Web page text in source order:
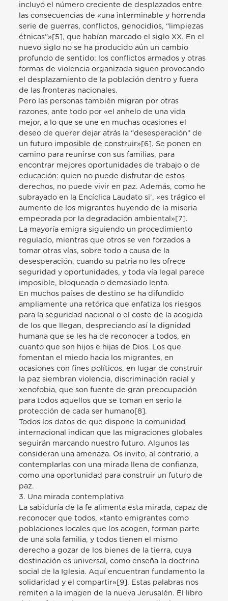
incluyó el número creciente de desplazados entre
las consecuencias de «una interminable y horrenda
serie de guerras, conflictos, genocidios, “limpiezas
étnicas”»[5], que habían marcado el siglo XX. En el
nuevo siglo no se ha producido aún un cambio
profundo de sentido: los conflictos armados y otras
formas de violencia organizada siguen provocando
el desplazamiento de la población dentro y fuera
de las fronteras nacionales.
Pero las personas también migran por otras
razones, ante todo por «el anhelo de una vida
mejor, a lo que se une en muchas ocasiones el
deseo de querer dejar atrás la “desesperación” de
un futuro imposible de construir»[6]. Se ponen en
camino para reunirse con sus familias, para
encontrar mejores oportunidades de trabajo o de
educación: quien no puede disfrutar de estos
derechos, no puede vivir en paz. Además, como he
subrayado en la Encíclica Laudato si’, «es trágico el
aumento de los migrantes huyendo de la miseria
empeorada por la degradación ambiental»[7].
La mayoría emigra siguiendo un procedimiento
regulado, mientras que otros se ven forzados a
tomar otras vías, sobre todo a causa de la
desesperación, cuando su patria no les ofrece
seguridad y oportunidades, y toda vía legal parece
imposible, bloqueada o demasiado lenta.
En muchos países de destino se ha difundido
ampliamente una retórica que enfatiza los riesgos
para la seguridad nacional o el coste de la acogida
de los que llegan, despreciando así la dignidad
humana que se les ha de reconocer a todos, en
cuanto que son hijos e hijas de Dios. Los que
fomentan el miedo hacia los migrantes, en
ocasiones con fines políticos, en lugar de construir
la paz siembran violencia, discriminación racial y
xenofobia, que son fuente de gran preocupación
para todos aquellos que se toman en serio la
protección de cada ser humano[8].
Todos los datos de que dispone la comunidad
internacional indican que las migraciones globales
seguirán marcando nuestro futuro. Algunos las
consideran una amenaza. Os invito, al contrario, a
contemplarlas con una mirada llena de confianza,
como una oportunidad para construir un futuro de
paz.
3. Una mirada contemplativa
La sabiduría de la fe alimenta esta mirada, capaz de
reconocer que todos, «tanto emigrantes como
poblaciones locales que los acogen, forman parte
de una sola familia, y todos tienen el mismo
derecho a gozar de los bienes de la tierra, cuya
destinación es universal, como enseña la doctrina
social de la Iglesia. Aquí encuentran fundamento la
solidaridad y el compartir»[9]. Estas palabras nos
remiten a la imagen de la nueva Jerusalén. El libro